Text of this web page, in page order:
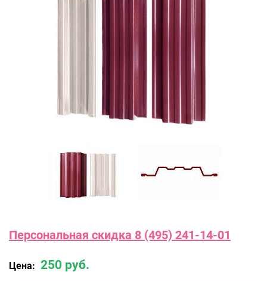
Персональная скидка 8 (495) 241-14-01
Цена: 250 руб.